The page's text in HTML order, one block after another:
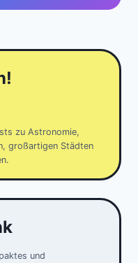
zu Astronomie,
großartigen Städten
und